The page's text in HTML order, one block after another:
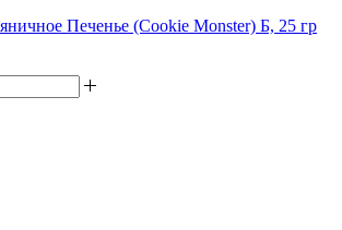
Печенье (Cookie Monster) Б, 25 гр